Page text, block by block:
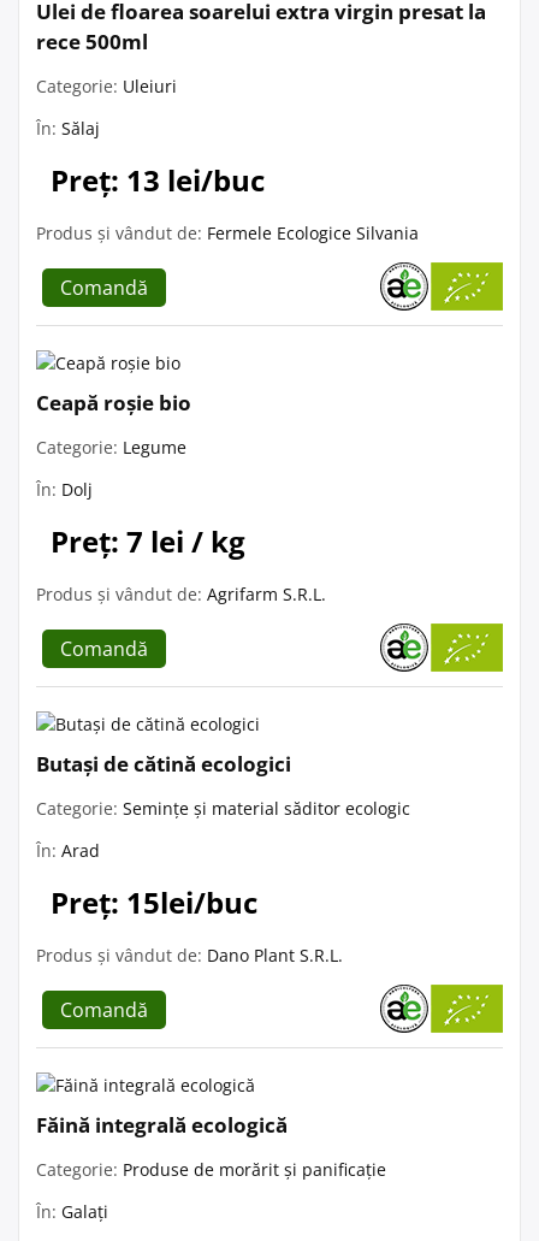
Ulei de floarea soarelui extra virgin presat la
rece 500ml
Categorie: Uleiuri
În: Sălaj
Preț: 13 lei/buc
Produs și vândut de: Fermele Ecologice Silvania
Comandă
Ceapă roșie bio
Categorie: Legume
În: Dolj
Preț: 7 lei / kg
Produs și vândut de: Agrifarm S.R.L.
Comandă
Butași de cătină ecologici
Categorie: Semințe și material săditor ecologic
În: Arad
Preț: 15lei/buc
Produs și vândut de: Dano Plant S.R.L.
Comandă
Făină integrală ecologică
Categorie: Produse de morărit și panificație
În: Galați